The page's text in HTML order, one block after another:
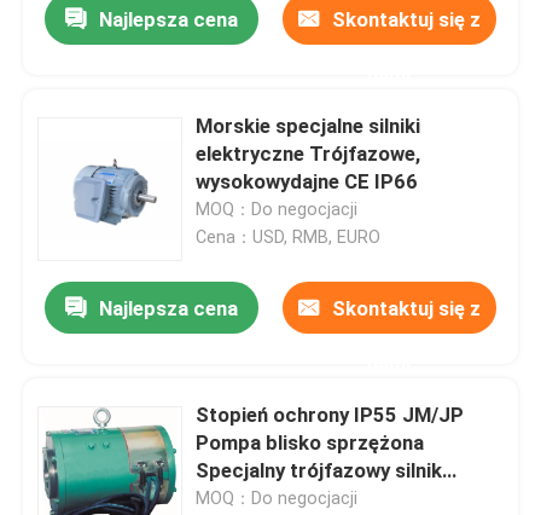
Najlepsza cena Skontaktuj się z
Morskie specjalne silniki
elektryczne Trójfazowe,
wysokowydajne CE IP66
MOQ：Do negocjacji
Cena：USD, RMB, EURO
Najlepsza cena Skontaktuj się z
Stopień ochrony IP55 JM/JP
Pompa blisko sprzężona
Specjalny trójfazowy silnik
elektryczny
MOQ：Do negocjacji